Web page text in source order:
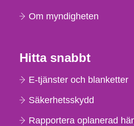
Om myndigheten
Hitta snabbt
E-tjänster och blanketter
Säkerhetsskydd
Rapportera oplanerad